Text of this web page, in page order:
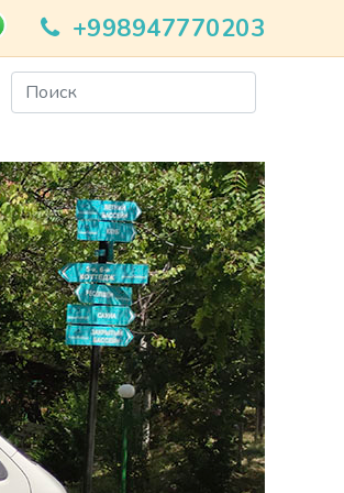
+998947770203